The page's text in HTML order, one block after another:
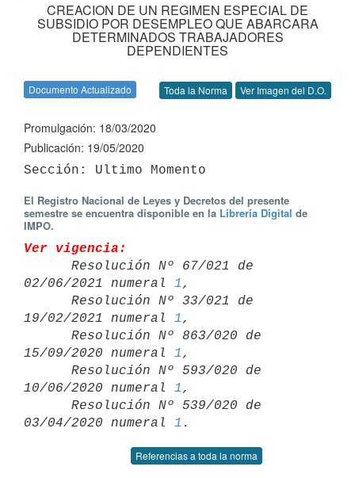
CREACION DE UN REGIMEN ESPECIAL DE
SUBSIDIO POR DESEMPLEO QUE ABARCARA
DETERMINADOS TRABAJADORES
DEPENDIENTES
Documento Actualizado Toda la Norma Ver Imagen del D.O.
Promulgación: 18/03/2020
Publicación: 19/05/2020
El Registro Nacional de Leyes y Decretos del presente
semestre se encuentra disponible en la Librería Digital de
IMPO.
Ver vigencia:
02/06/2021 numeral 1 ,
19/02/2021 numeral 1 ,
15/09/2020 numeral 1 ,
10/06/2020 numeral 1 ,
03/04/2020 numeral 1
Referencias a toda la norma